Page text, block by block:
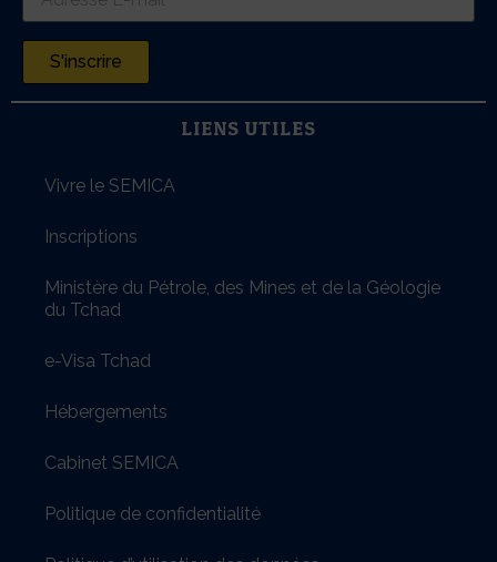
S'inscrire
LIENS UTILES
Vivre le SEMICA
Inscriptions
Ministère du Pétrole, des Mines et de la Géologie
du Tchad
e-Visa Tchad
Hébergements
Cabinet SEMICA
Politique de confidentialité